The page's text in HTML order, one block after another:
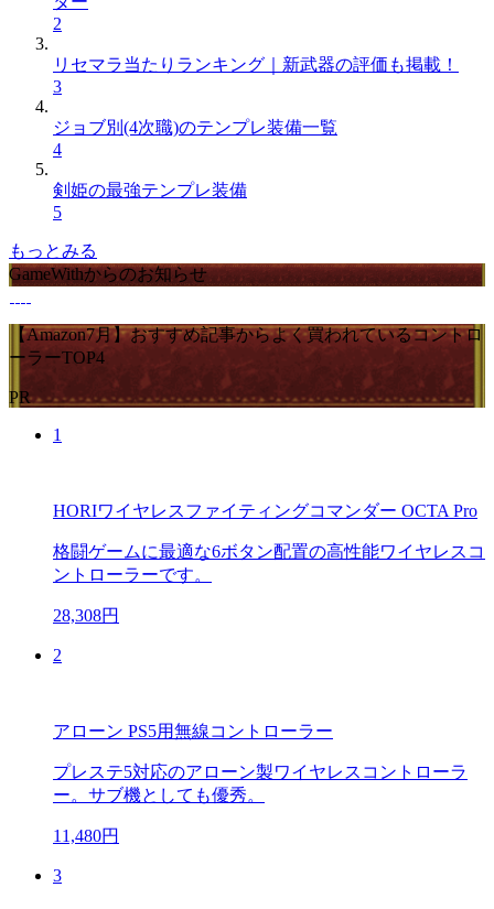
2
リセマラ当たりランキング｜新武器の評価も掲載！
3
ジョブ別(4次職)のテンプレ装備一覧
4
剣姫の最強テンプレ装備
5
もっとみる
GameWithからのお知らせ
【Amazon7月】おすすめ記事からよく買われているコントロ
ーラーTOP4
PR
1
HORIワイヤレスファイティングコマンダー OCTA Pro
格闘ゲームに最適な6ボタン配置の高性能ワイヤレスコ
ントローラーです。
28,308円
2
アローン PS5用無線コントローラー
プレステ5対応のアローン製ワイヤレスコントローラ
ー。サブ機としても優秀。
11,480円
3